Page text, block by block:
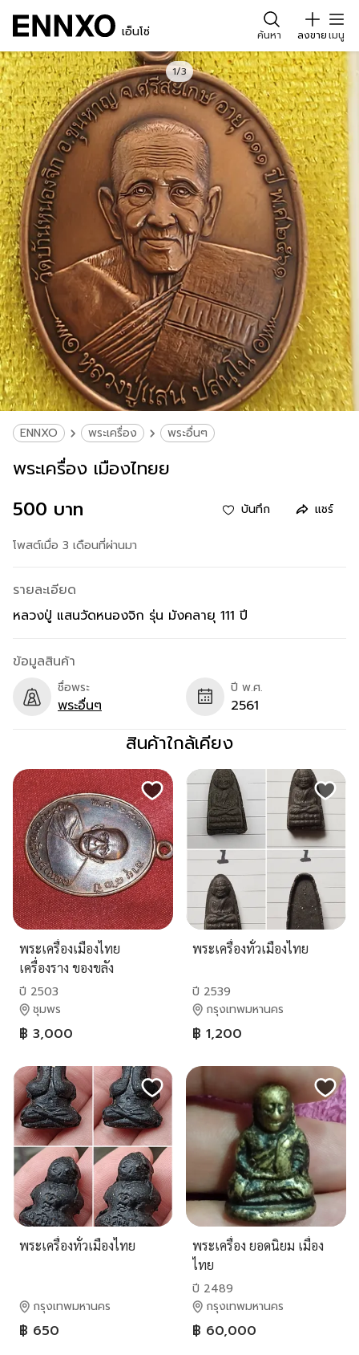
เอ็นโซ่ ค้นหา ลงขายเมนู
1/3
ENNXO พระเครื่อง พระอื่นๆ
พระเครื่อง เมืองไทยย
500 บาท
บันทึก แชร์
โพสต์เมื่อ 3 เดือนที่ผ่านมา
รายละเอียด
หลวงปู่ แสนวัดหนองจิก รุ่น มังคลายุ 111 ปี
ข้อมูลสินค้า
ชื่อพระ
พระอื่นๆ
ปี พ.ศ.
2561
สินค้าใกล้เคียง
พระเครื่องเมืองไทย
เครื่องราง ของขลัง
ปี 2503
ชุมพร
฿ 3,000
พระเครื่องทั่วเมืองไทย
ปี 2539
กรุงเทพมหานคร
฿ 1,200
พระเครื่องทั่วเมืองไทย
กรุงเทพมหานคร
฿ 650
พระเครื่อง ยอดนิยม เมื่อง
ไทย
ปี 2489
กรุงเทพมหานคร
฿ 60,000